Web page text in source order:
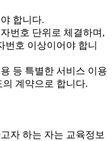
합니다.
번호 단위로 체결하며,
번호 이상이어야 합니
등 특별한 서비스 이용
계약으로 합니다.
자 하는 자는 교육정보